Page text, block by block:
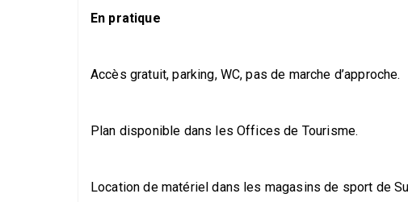
En pratique
Accès gratuit, parking, WC, pas de marche d’approche.
Plan disponible dans les Offices de Tourisme.
Location de matériel dans les magasins de sport de